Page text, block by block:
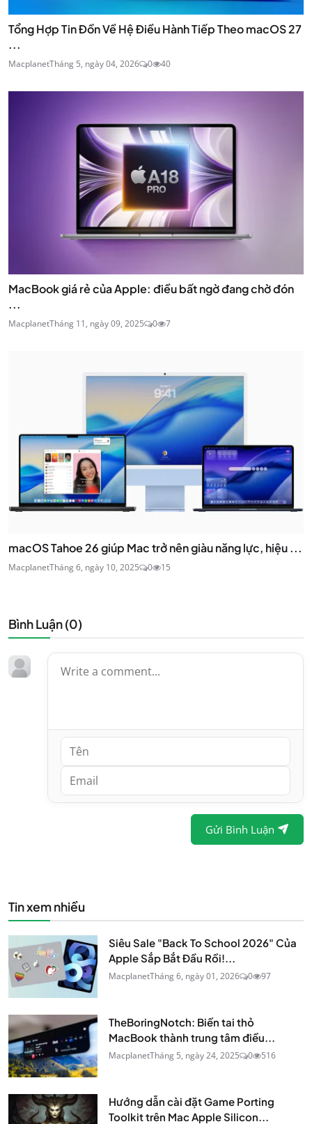
Tổng Hợp Tin Đồn Về Hệ Điều Hành Tiếp Theo macOS 27
...
MacplanetTháng 5, ngày 04, 2026 0 40
MacBook giá rẻ của Apple: điều bất ngờ đang chờ đón
...
MacplanetTháng 11, ngày 09, 2025 0 7
macOS Tahoe 26 giúp Mac trở nên giàu năng lực, hiệu ...
MacplanetTháng 6, ngày 10, 2025 0 15
Bình Luận (0)
Gửi Bình Luận
Tin xem nhiều
Siêu Sale "Back To School 2026" Của
Apple Sắp Bắt Đầu Rồi!...
MacplanetTháng 6, ngày 01, 2026 0 97
TheBoringNotch: Biến tai thỏ
MacBook thành trung tâm điều...
MacplanetTháng 5, ngày 24, 2025 0 516
Hướng dẫn cài đặt Game Porting
Toolkit trên Mac Apple Silicon...